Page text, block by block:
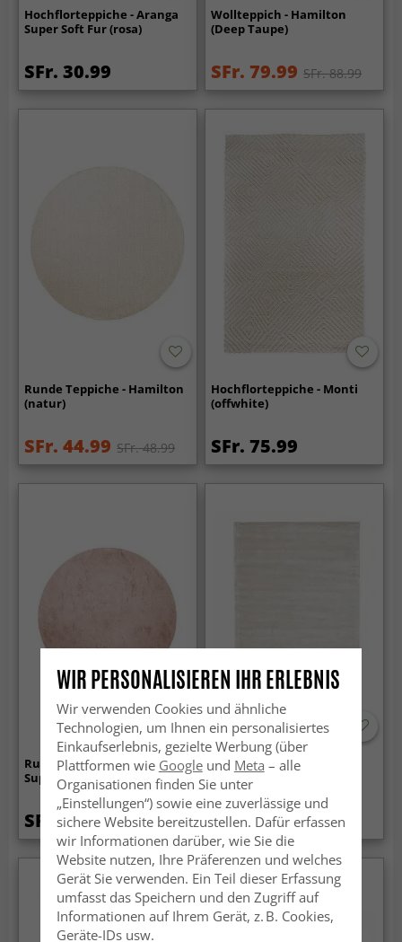
Hochflorteppiche - Aranga
Super Soft Fur (rosa)
SFr. 30.99
Wollteppich - Hamilton
(Deep Taupe)
SFr. 79.99 SFr. 88.99
Runde Teppiche - Hamilton
(natur)
SFr. 44.99 SFr. 48.99
Hochflorteppiche - Monti
(offwhite)
SFr. 75.99
Runde Teppiche - Aranga
Super Soft Fur (rosa)
SFr. 30.99
Viskose-teppich - Jodhpur
Special Luxury Edition
(offwhite)
SFr. 142.99 SFr. 179
WIR PERSONALISIEREN IHR ERLEBNIS
Wir verwenden Cookies und ähnliche
Technologien, um Ihnen ein personalisiertes
Einkaufserlebnis, gezielte Werbung (über
Plattformen wie Googleund Meta – alle
Organisationen finden Sie unter
„Einstellungen“) sowie eine zuverlässige und
sichere Website bereitzustellen. Dafür erfassen
wir Informationen darüber, wie Sie die
Website nutzen, Ihre Präferenzen und welches
Gerät Sie verwenden. Ein Teil dieser Erfassung
umfasst das Speichern und den Zugriff auf
Informationen auf Ihrem Gerät, z. B. Cookies,
Geräte-IDs usw.